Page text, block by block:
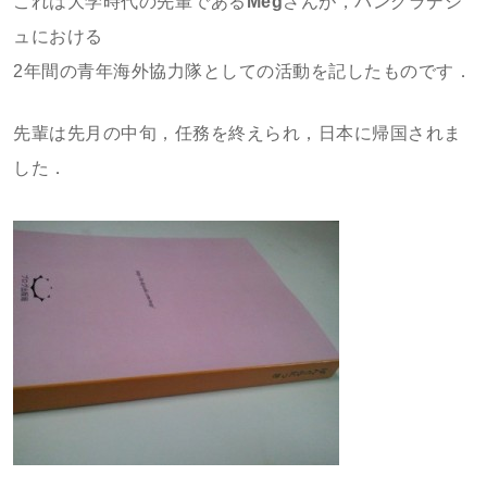
ュにおける
2年間の青年海外協力隊としての活動を記したものです．
先輩は先月の中旬，任務を終えられ，日本に帰国されま
した．